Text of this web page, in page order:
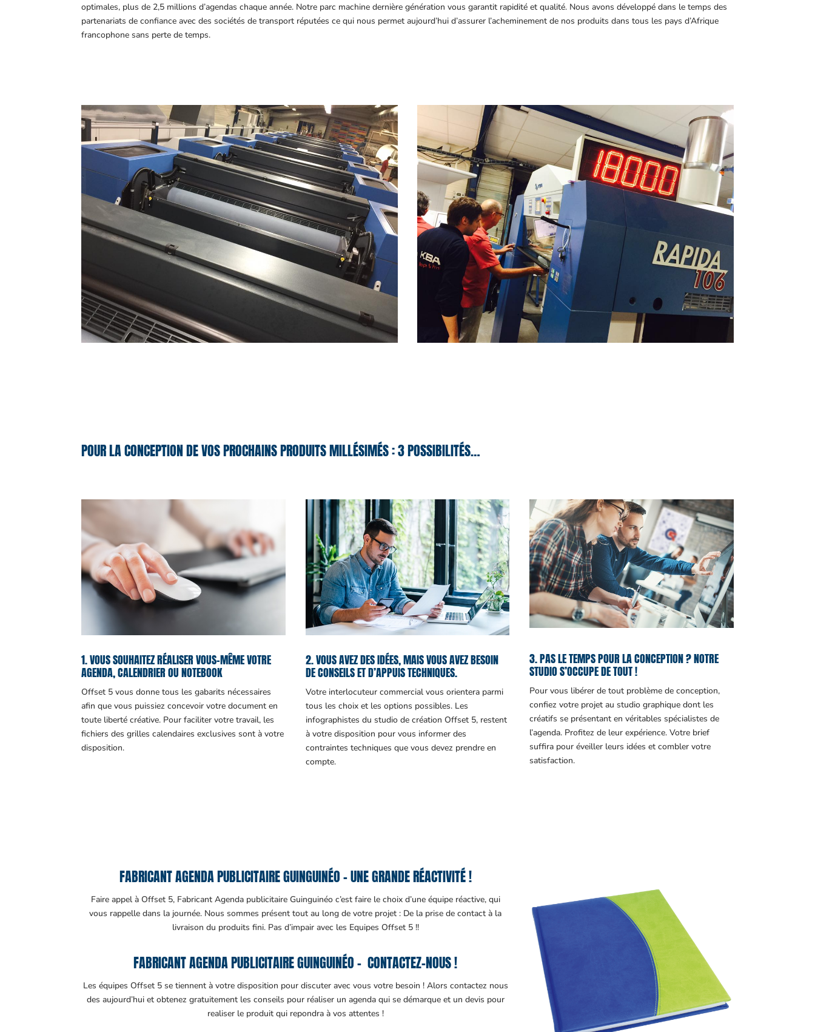
optimales, plus de 2,5 millions d’agendas chaque année. Notre parc machine dernière génération vous garantit rapidité et qualité. Nous avons développé dans le temps des
partenariats de confiance avec des sociétés de transport réputées ce qui nous permet aujourd’hui d’assurer l’acheminement de nos produits dans tous les pays d’Afrique
francophone sans perte de temps.
POUR LA CONCEPTION DE VOS PROCHAINS PRODUITS MILLÉSIMÉS : 3 POSSIBILITÉS…
1. VOUS SOUHAITEZ RÉALISER VOUS-MÊME VOTRE
AGENDA, CALENDRIER OU NOTEBOOK
Offset 5 vous donne tous les gabarits nécessaires
afin que vous puissiez concevoir votre document en
toute liberté créative. Pour faciliter votre travail, les
fichiers des grilles calendaires exclusives sont à votre
disposition.
2. VOUS AVEZ DES IDÉES, MAIS VOUS AVEZ BESOIN
DE CONSEILS ET D’APPUIS TECHNIQUES.
Votre interlocuteur commercial vous orientera parmi
tous les choix et les options possibles. Les
infographistes du studio de création Offset 5, restent
à votre disposition pour vous informer des
contraintes techniques que vous devez prendre en
compte.
3. PAS LE TEMPS POUR LA CONCEPTION ? NOTRE
STUDIO S’OCCUPE DE TOUT !
Pour vous libérer de tout problème de conception,
confiez votre projet au studio graphique dont les
créatifs se présentant en véritables spécialistes de
l’agenda. Profitez de leur expérience. Votre brief
suffira pour éveiller leurs idées et combler votre
satisfaction.
FABRICANT AGENDA PUBLICITAIRE GUINGUINÉO – UNE GRANDE RÉACTIVITÉ !
Faire appel à Offset 5, Fabricant Agenda publicitaire Guinguinéo c’est faire le choix d’une équipe réactive, qui
vous rappelle dans la journée. Nous sommes présent tout au long de votre projet : De la prise de contact à la
livraison du produits fini. Pas d’impair avec les Equipes Offset 5 !!
FABRICANT AGENDA PUBLICITAIRE GUINGUINÉO – CONTACTEZ-NOUS !
Les équipes Offset 5 se tiennent à votre disposition pour discuter avec vous votre besoin ! Alors contactez nous
des aujourd’hui et obtenez gratuitement les conseils pour réaliser un agenda qui se démarque et un devis pour
realiser le produit qui repondra à vos attentes !